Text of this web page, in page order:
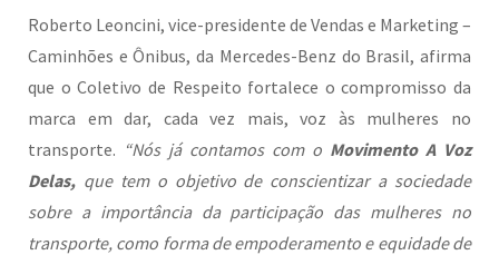
Roberto Leoncini, vice-presidente de Vendas e Marketing –
Caminhões e Ônibus, da Mercedes-Benz do Brasil, afirma
que o Coletivo de Respeito fortalece o compromisso da
marca em dar, cada vez mais, voz às mulheres no
transporte. “Nós já contamos com o Movimento A Voz
Delas, que tem o objetivo de conscientizar a sociedade
sobre a importância da participação das mulheres no
transporte, como forma de empoderamento e equidade de